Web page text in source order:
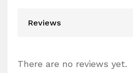
Reviews
There are no reviews yet.